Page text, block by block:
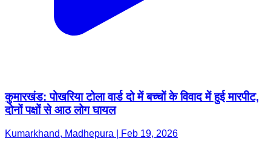
कुमारखंड: पोखरिया टोला वार्ड दो में बच्चों के विवाद में हुई मारपीट,
दोनों पक्षों से आठ लोग घायल
Kumarkhand, Madhepura | Feb 19, 2026